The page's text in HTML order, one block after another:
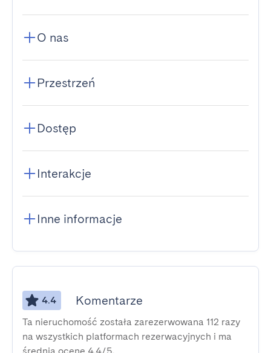
O nas
Przestrzeń
Dostęp
Interakcje
Inne informacje
4.4 Komentarze
Ta nieruchomość została zarezerwowana 112 razy
na wszystkich platformach rezerwacyjnych i ma